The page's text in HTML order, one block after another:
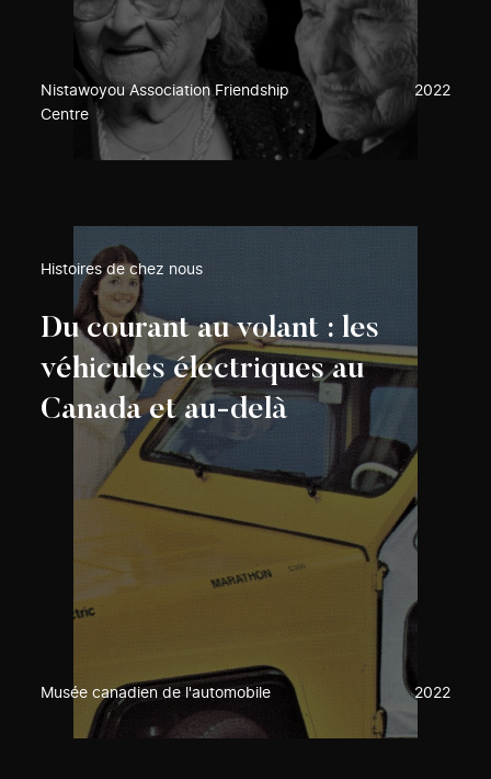
Nistawoyou Association Friendship
Centre
2022
Histoires de chez nous
Du courant au volant : les
véhicules électriques au
Canada et au-delà
Musée canadien de l'automobile 2022